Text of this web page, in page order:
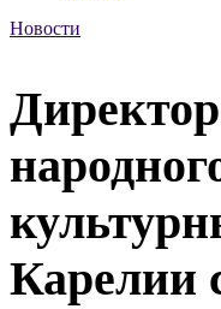
Новости
Карелии